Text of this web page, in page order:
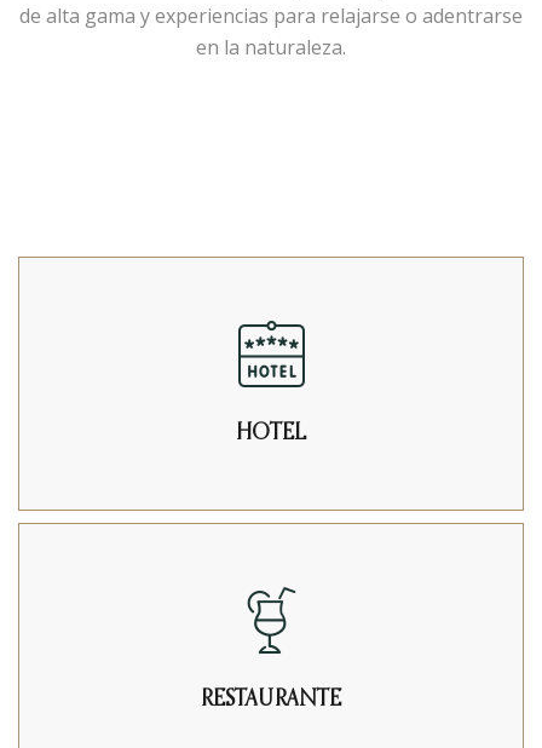
de alta gama y experiencias para relajarse o adentrarse
en la naturaleza.
HOTEL
RESTAURANTE